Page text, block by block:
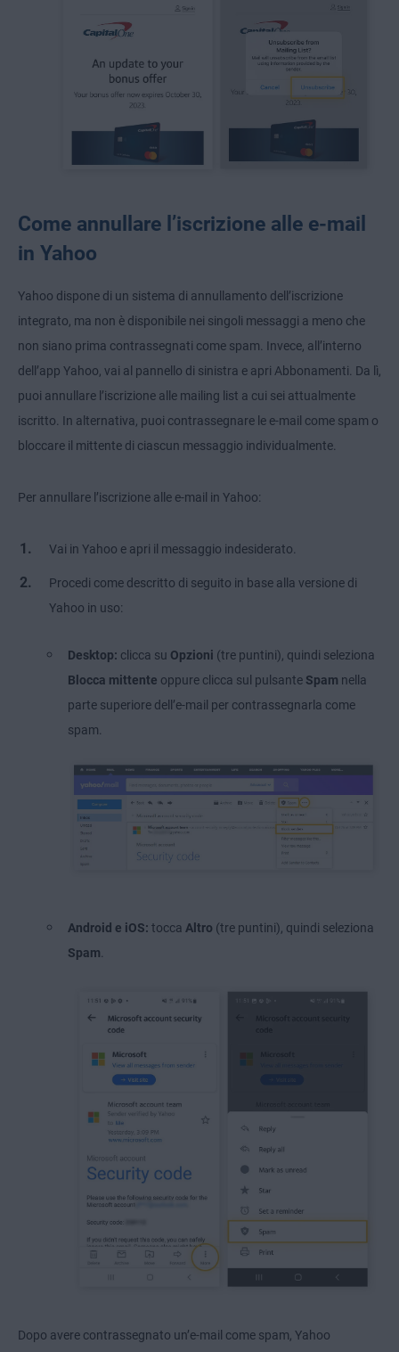
Come annullare l’iscrizione alle e-mail
in Yahoo
Yahoo dispone di un sistema di annullamento dell’iscrizione
integrato, ma non è disponibile nei singoli messaggi a meno che
non siano prima contrassegnati come spam. Invece, all’interno
dell’app Yahoo, vai al pannello di sinistra e apri Abbonamenti. Da lì,
puoi annullare l’iscrizione alle mailing list a cui sei attualmente
iscritto. In alternativa, puoi contrassegnare le e-mail come spam o
bloccare il mittente di ciascun messaggio individualmente.
Per annullare l’iscrizione alle e-mail in Yahoo:
Vai in Yahoo e apri il messaggio indesiderato.
Procedi come descritto di seguito in base alla versione di
Yahoo in uso:
Desktop: clicca su Opzioni (tre puntini), quindi seleziona
Blocca mittente oppure clicca sul pulsante Spam nella
parte superiore dell’e-mail per contrassegnarla come
spam.
Android e iOS: tocca Altro (tre puntini), quindi seleziona
Spam
Dopo avere contrassegnato un’e-mail come spam, Yahoo